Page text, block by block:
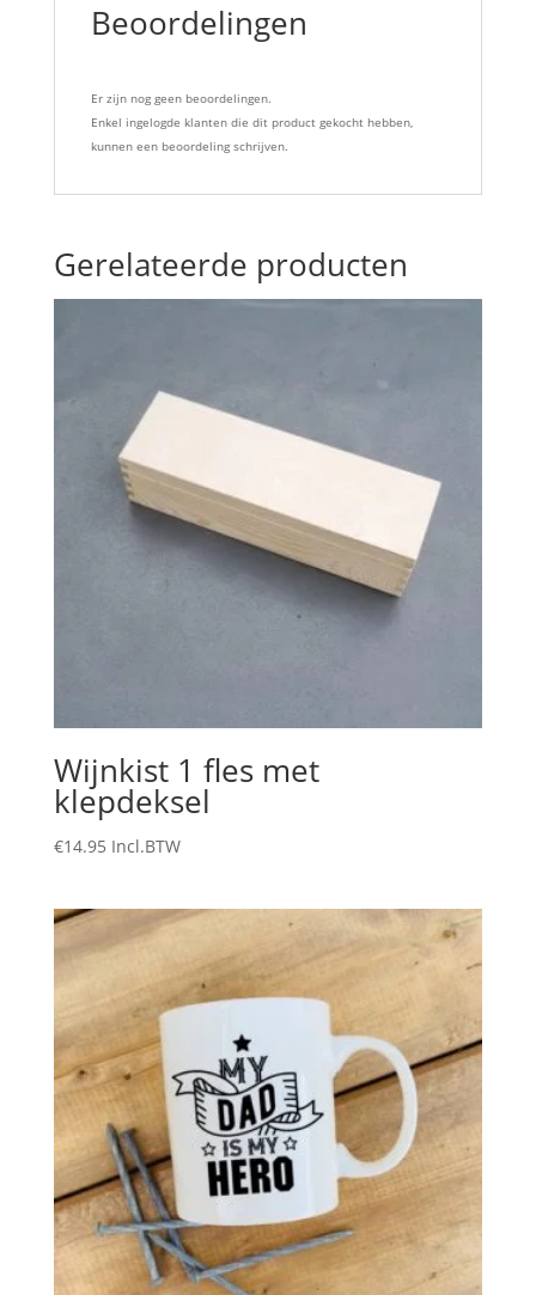
Beoordelingen
Er zijn nog geen beoordelingen.
Enkel ingelogde klanten die dit product gekocht hebben,
kunnen een beoordeling schrijven.
Gerelateerde producten
Wijnkist 1 fles met
klepdeksel
€14.95 Incl.BTW